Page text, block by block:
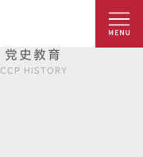
党史教育
CCP HISTORY